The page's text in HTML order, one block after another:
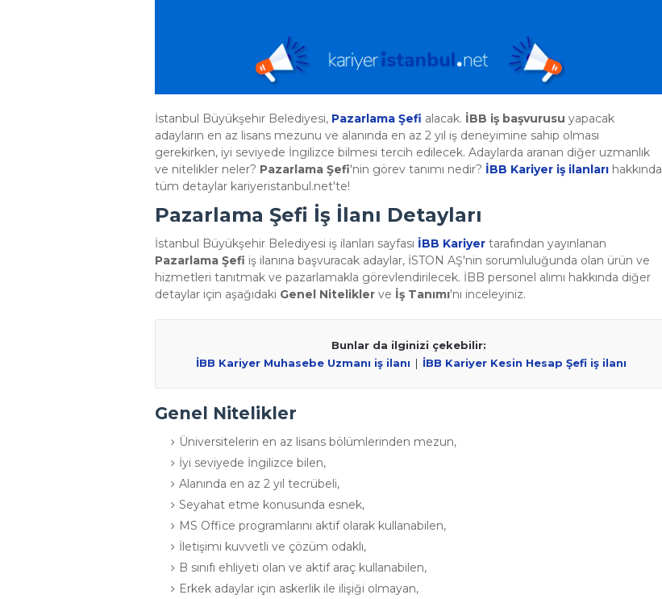
İstanbul Büyükşehir Belediyesi, Pazarlama Şefi alacak. İBB iş başvurusu yapacak
adayların en az lisans mezunu ve alanında en az 2 yıl iş deneyimine sahip olması
gerekirken, iyi seviyede İngilizce bilmesi tercih edilecek. Adaylarda aranan diğer uzmanlık
ve nitelikler neler? Pazarlama Şefi'nin görev tanımı nedir? İBB Kariyer iş ilanları hakkında
tüm detaylar kariyeristanbul.net'te!
Pazarlama Şefi İş İlanı Detayları
İstanbul Büyükşehir Belediyesi iş ilanları sayfası İBB Kariyer tarafından yayınlanan
Pazarlama Şefi iş ilanına başvuracak adaylar, İSTON AŞ'nin sorumluluğunda olan ürün ve
hizmetleri tanıtmak ve pazarlamakla görevlendirilecek. İBB personel alımı hakkında diğer
detaylar için aşağıdaki Genel Nitelikler ve İş Tanımı'nı inceleyiniz.
Bunlar da ilginizi çekebilir:
İBB Kariyer Muhasebe Uzmanı iş ilanı | İBB Kariyer Kesin Hesap Şefi iş ilanı
Genel Nitelikler
Üniversitelerin en az lisans bölümlerinden mezun,
İyi seviyede İngilizce bilen,
Alanında en az 2 yıl tecrübeli,
Seyahat etme konusunda esnek,
MS Office programlarını aktif olarak kullanabilen,
İletişimi kuvvetli ve çözüm odaklı,
B sınıfı ehliyeti olan ve aktif araç kullanabilen,
Erkek adaylar için askerlik ile ilişiği olmayan,